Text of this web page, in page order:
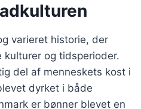
varieret historie, der
og tidsperioder.
del af menneskets kost i
dyrket i både
er bønner blevet en